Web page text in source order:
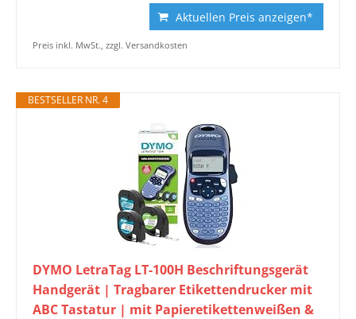
Aktuellen Preis anzeigen*
Preis inkl. MwSt., zzgl. Versandkosten
BESTSELLER NR. 4
DYMO LetraTag LT-100H Beschriftungsgerät
Handgerät | Tragbarer Etikettendrucker mit
ABC Tastatur | mit Papieretikettenweißen &